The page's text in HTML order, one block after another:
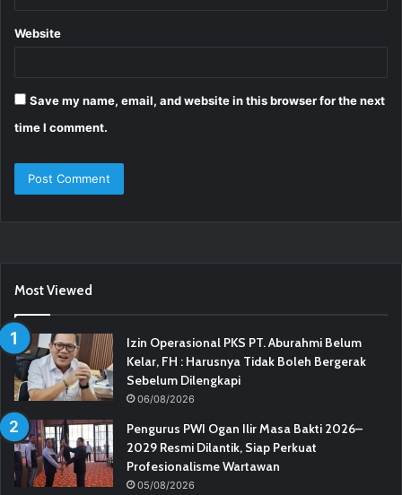
Website
Save my name, email, and website in this browser for the next
time I comment.
Most Viewed
Izin Operasional PKS PT. Aburahmi Belum
Kelar, FH : Harusnya Tidak Boleh Bergerak
Sebelum Dilengkapi
06/08/2026
Pengurus PWI Ogan Ilir Masa Bakti 2026–
2029 Resmi Dilantik, Siap Perkuat
Profesionalisme Wartawan
05/08/2026